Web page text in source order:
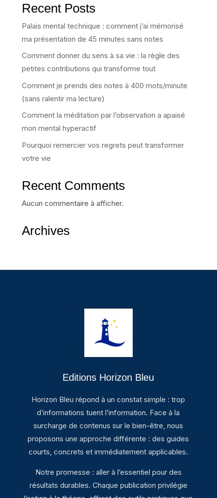
Recent Posts
Palais mental technique : comment j’ai mémorisé
ma présentation de 45 minutes sans notes
Comment donner du sens à sa vie : la règle des
petites contributions qui transforme tout
Comment je prends des notes à 400 mots/minute
(sans ralentir ma lecture)
Comment la méditation par l’observation a apaisé
mon mental hyperactif
Pourquoi remercier vos regrets peut transformer
votre vie
Recent Comments
Aucun commentaire à afficher.
Archives
Editions Horizon Bleu
Horizon Bleu répond à un constat simple : trop
d’informations tuent l’information. Face à la
surcharge de contenus sur le bien-être, nous
proposons une approche différente : des guides
courts, concrets et immédiatement applicables.
Notre promesse : aller à l’essentiel pour des
résultats durables. Chaque publication privilégie